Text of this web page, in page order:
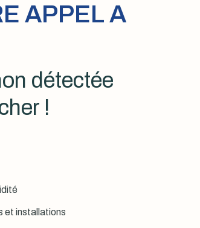
APPEL A
détectée
!
et installations